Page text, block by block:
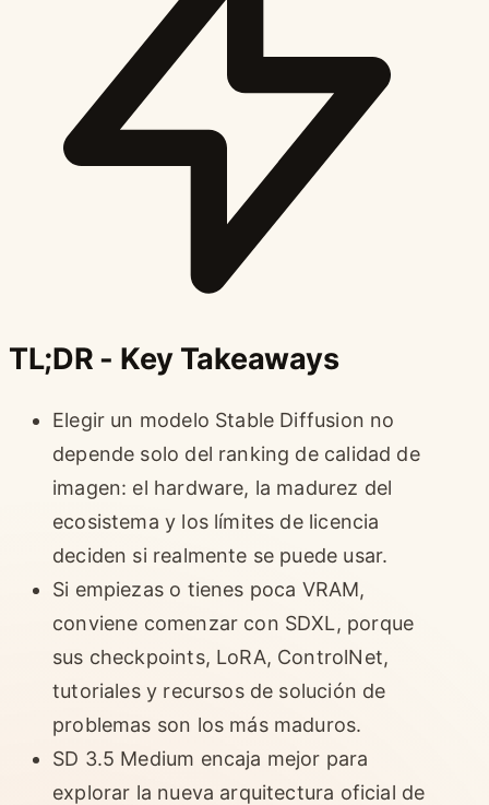
TL;DR - Key Takeaways
Elegir un modelo Stable Diffusion no
depende solo del ranking de calidad de
imagen: el hardware, la madurez del
ecosistema y los límites de licencia
deciden si realmente se puede usar.
Si empiezas o tienes poca VRAM,
conviene comenzar con SDXL, porque
sus checkpoints, LoRA, ControlNet,
tutoriales y recursos de solución de
problemas son los más maduros.
SD 3.5 Medium encaja mejor para
explorar la nueva arquitectura oficial de